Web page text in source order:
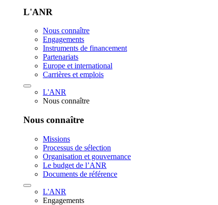
L'ANR
Nous connaître
Engagements
Instruments de financement
Partenariats
Europe et international
Carrières et emplois
L'ANR
Nous connaître
Nous connaître
Missions
Processus de sélection
Organisation et gouvernance
Le budget de l’ANR
Documents de référence
L'ANR
Engagements